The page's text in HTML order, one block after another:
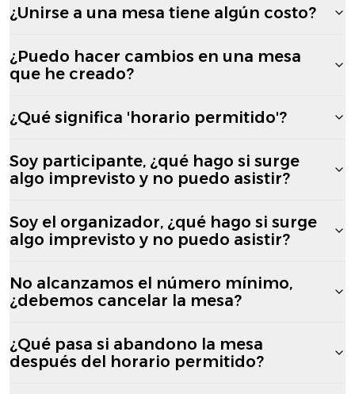
¿Unirse a una mesa tiene algún costo?
¿Puedo hacer cambios en una mesa
que he creado?
¿Qué significa 'horario permitido'?
Soy participante, ¿qué hago si surge
algo imprevisto y no puedo asistir?
Soy el organizador, ¿qué hago si surge
algo imprevisto y no puedo asistir?
No alcanzamos el número mínimo,
¿debemos cancelar la mesa?
¿Qué pasa si abandono la mesa
después del horario permitido?